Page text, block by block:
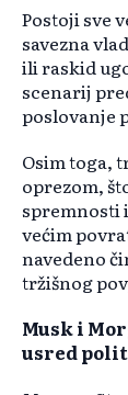
Postoji sve
savezna
ili raskid
scenarij
poslovanje
Osim toga,
oprezom,
spremnosti
većim
navedeno
tržišnog
Musk i
usred